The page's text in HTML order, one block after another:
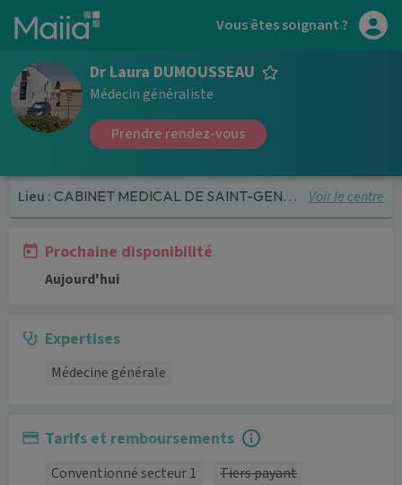
Aller au contenu principal Vous êtes soignant ?
Dr Laura DUMOUSSEAU
Médecin généraliste
Prendre rendez-vous
Lieu : CABINET MEDICAL DE SAINT-GENIES DE MALGOIRES Voir le centre
Prochaine disponibilité
Aujourd'hui
Expertises
Médecine générale
Tarifs et remboursements
Conventionné secteur 1
Tiers payant